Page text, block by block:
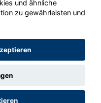
2020 - 2026
und ähnliche
zu gewährleisten und